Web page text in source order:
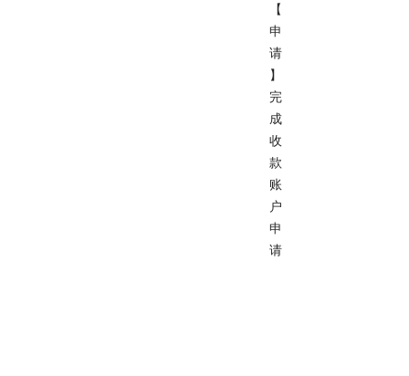
【
申
请
】
完
成
收
款
账
户
申
请